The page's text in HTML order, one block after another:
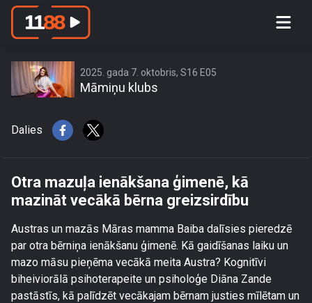
Otra mazuļa ienākšana ģimenē, kā
2025. gada 7. oktobris, S16 E05
Māmiņu klubs
Dalies
Otra mazuļa ienākšana ģimenē, kā
mazināt vecākā bērna greizsirdību
Austras un mazās Māras mamma Baiba dalīsies pieredzē
par otra bērniņa ienākšanu ģimenē. Kā gaidīšanas laiku un
mazo māsu pieņēma vecākā meita Austra? Kognitīvi
biheiviorālā psihoterapeite un psiholoģe Diāna Zande
pastāstīs, kā palīdzēt vecākajam bērnam justies mīlētam un